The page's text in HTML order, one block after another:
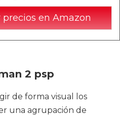
en Amazon
2 psp
de forma visual los
una agrupación de